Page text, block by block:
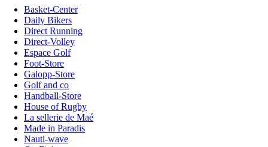
Basket-Center
Daily Bikers
Direct Running
Direct-Volley
Espace Golf
Foot-Store
Galopp-Store
Golf and co
Handball-Store
House of Rugby
La sellerie de Maé
Made in Paradis
Nauti-wave